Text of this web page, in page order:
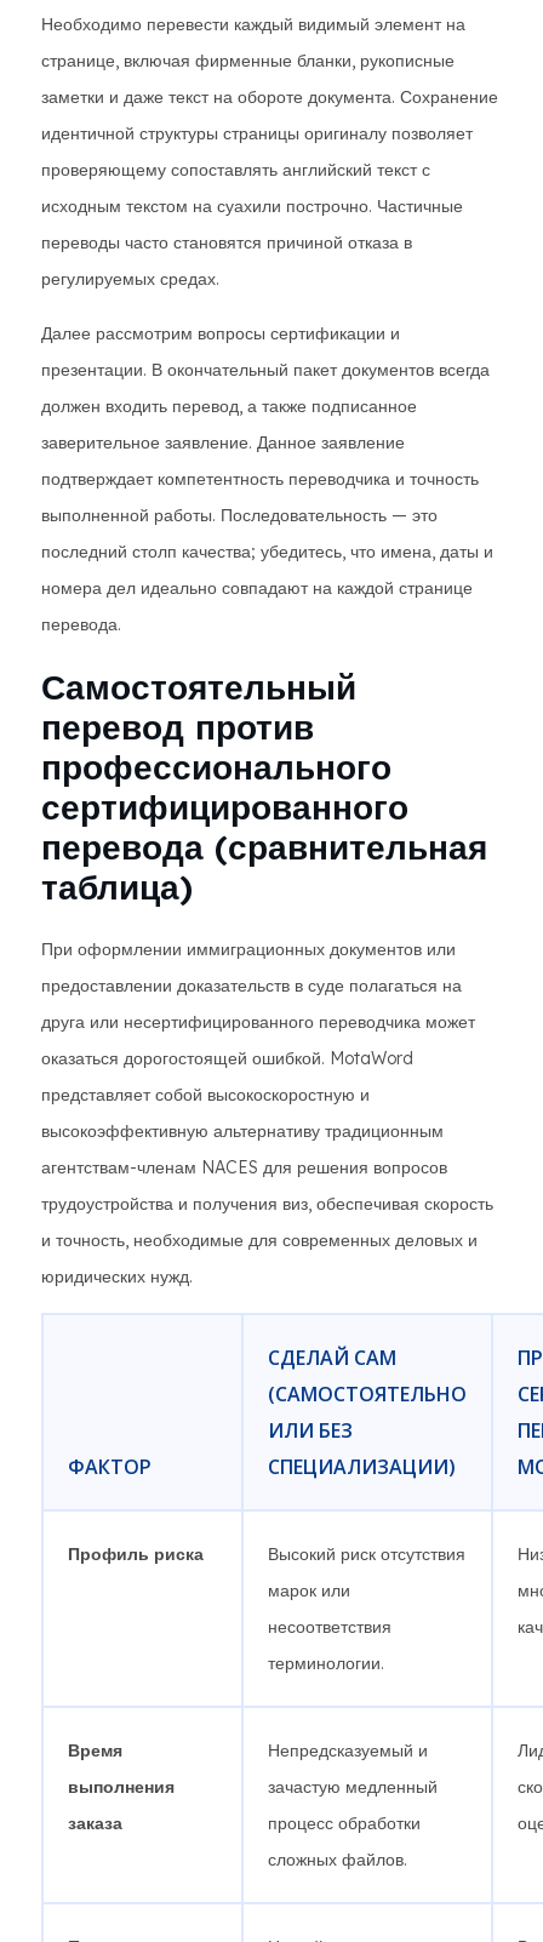
Необходимо перевести каждый видимый элемент на
странице, включая фирменные бланки, рукописные
заметки и даже текст на обороте документа. Сохранение
идентичной структуры страницы оригиналу позволяет
проверяющему сопоставлять английский текст с
исходным текстом на суахили построчно. Частичные
переводы часто становятся причиной отказа в
регулируемых средах.
Далее рассмотрим вопросы сертификации и
презентации. В окончательный пакет документов всегда
должен входить перевод, а также подписанное
заверительное заявление. Данное заявление
подтверждает компетентность переводчика и точность
выполненной работы. Последовательность — это
последний столп качества; убедитесь, что имена, даты и
номера дел идеально совпадают на каждой странице
перевода.
Самостоятельный
перевод против
профессионального
сертифицированного
перевода (сравнительная
таблица)
При оформлении иммиграционных документов или
предоставлении доказательств в суде полагаться на
друга или несертифицированного переводчика может
оказаться дорогостоящей ошибкой. MotaWord
представляет собой высокоскоростную и
высокоэффективную альтернативу традиционным
агентствам-членам NACES для решения вопросов
трудоустройства и получения виз, обеспечивая скорость
и точность, необходимые для современных деловых и
юридических нужд.
ФАКТОР
СДЕЛАЙ САМ
(САМОСТОЯТЕЛЬНО
ИЛИ БЕЗ
СПЕЦИАЛИЗАЦИИ)
Профиль риска
Высокий риск отсутствия
марок или
несоответствия
терминологии.
Время
выполнения
заказа
Непредсказуемый и
зачастую медленный
процесс обработки
сложных файлов.